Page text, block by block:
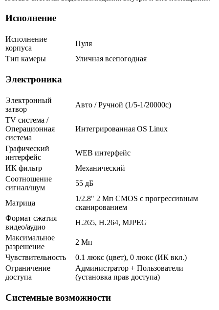
Исполнение
Исполнение
корпуса
Пуля
Тип камеры
Уличная всепогодная
Электроника
Электронный
затвор
Авто / Ручной (1/5-1/20000c)
TV система /
Операционная
система
Интегрированная OS Linux
Графический
интерфейс
WEB интерфейс
ИК фильтр
Механический
Соотношение
сигнал/шум
55 дБ
Матрица
1/2.8" 2 Мп CMOS с прогрессивным
сканированием
Формат сжатия
видео/аудио
H.265, H.264, MJPEG
Максимальное
разрешение
2 Мп
Чувствительность
0.1 люкс (цвет), 0 люкс (ИК вкл.)
Ограничение
доступа
Администратор + Пользователи
(установка прав доступа)
Системные возможности